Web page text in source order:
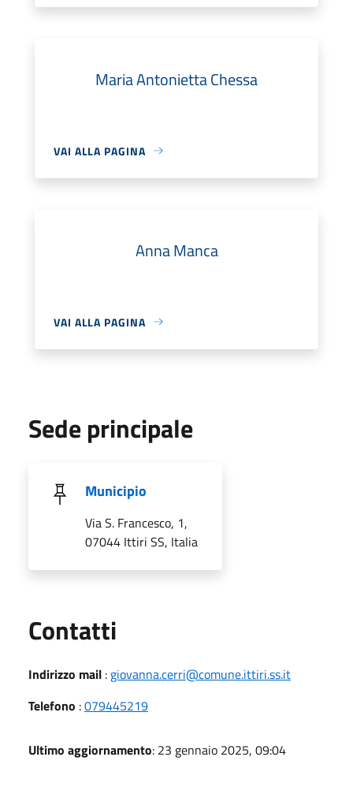
Maria Antonietta Chessa
VAI ALLA PAGINA
Anna Manca
VAI ALLA PAGINA
Sede principale
Municipio
Via S. Francesco, 1,
07044 Ittiri SS, Italia
Contatti
Indirizzo mail : giovanna.cerri@comune.ittiri.ss.it
Telefono :079445219
Ultimo aggiornamento: 23 gennaio 2025, 09:04